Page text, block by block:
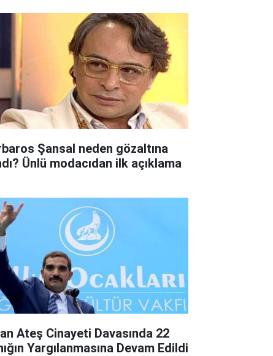
Şansal neden gözaltına
Ünlü modacıdan ilk açıklama
Ateş Cinayeti Davasında 22
Yargılanmasına Devam Edildi